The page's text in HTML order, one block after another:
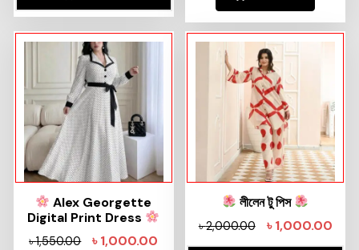
Alex Georgette
Digital Print Dress
৳1,550.00 ৳1,000.00
লীলেন টু পিস
৳2,000.00 ৳1,000.00